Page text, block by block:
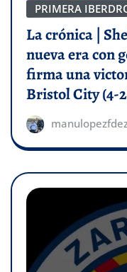
PRIMERA
La crónica |
nueva era con
firma una
Bristol City (4-